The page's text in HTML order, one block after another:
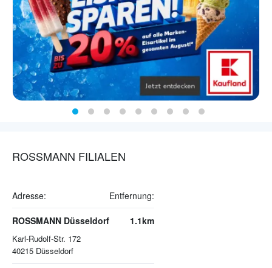
ROSSMANN FILIALEN
Adresse: Entfernung:
ROSSMANN Düsseldorf
Karl-Rudolf-Str. 172
40215 Düsseldorf
1.1km